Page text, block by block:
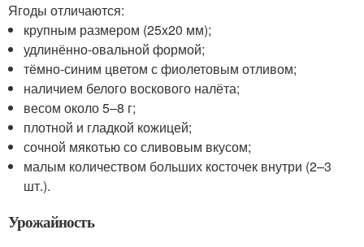
Ягоды отличаются:
крупным размером (25x20 мм);
удлинённо-овальной формой;
тёмно-синим цветом с фиолетовым отливом;
наличием белого воскового налёта;
весом около 5–8 г;
плотной и гладкой кожицей;
сочной мякотью со сливовым вкусом;
малым количеством больших косточек внутри (2–3
шт.).
Урожайность